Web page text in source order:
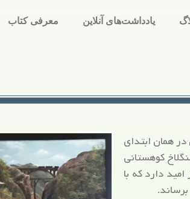
یادداشت‌های آنلاین معرفی کتاب
همان ابتدای
کوهستانی
دارد که با